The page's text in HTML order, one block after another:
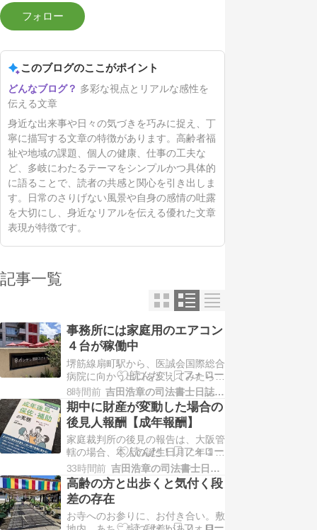
このブログのここがポイント
多彩な視点とリアルな感性を
伝える文章
身近な出来事や日々の気づきを巧みに捉え、丁
寧に描写する文章の特徴があります。高齢者福
祉や地域の課題、個人の健康、仕事の工夫な
ど、多岐にわたるテーマをシンプルかつ具体的
に語ることで、読者の共感と関心を引き出しま
す。日常のさりげない風景や自身の感情の吐露
を大切にし、身近なリアルを伝える優れた文章
表現が特徴です。
記事一覧
事務所には家庭用のエアコン
４台が稼働中
堺筋線扇町駅から、医誠会国際総合
病院に向かう出口を変えてみたら、
カンテレの中に出ました。涼しい。
一度外に出て、病院に向かいかけた
ものの、中に戻ってタリーズコーヒ
ーでランチ。エアコンに守られてい
る環境は、幸せです。私の事務所で
は、４台のエアコンが稼働していま
す。営業時間中、３台は…
8時間前 吉田浩章の司法書士日誌−堺市堺区−
期中に財産が変動した場合の
後見人報酬【成年報酬】
家庭裁判所の後見の報告は、大阪管
轄の場合、本人の誕生日月に年１
回。期中に不動産を売却したり、相
続があった場合、「期末の残高で報
酬を決めてくれている」と感覚的に
思っていたものの、最近そうではな
い案件が２つ続きました。例えば、
33時間前 吉田浩章の司法書士日誌−堺市堺区−
高齢の方と出歩くと気付く段
差の存在
お寺へのお参りに、お付き合い。敷